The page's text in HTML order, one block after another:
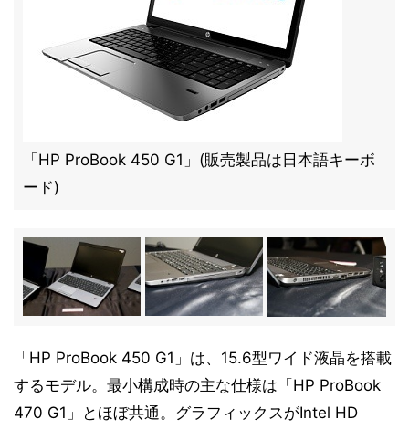
「HP ProBook 450 G1」(販売製品は日本語キーボ
ード)
「HP ProBook 450 G1」は、15.6型ワイド液晶を搭載
するモデル。最小構成時の主な仕様は「HP ProBook
470 G1」とほぼ共通。グラフィックスがIntel HD